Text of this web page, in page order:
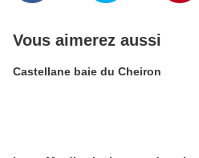
Vous aimerez aussi
Castellane baie du Cheiron